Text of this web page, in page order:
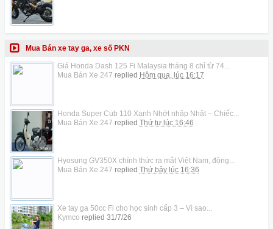
Mua Bán xe tay ga, xe số PKN
Giá Honda Dash 125 Fi Malaysia tháng 8 chỉ từ 74...
Mua Bán Xe 247 replied Hôm qua, lúc 16:17
Honda Super Cub 110 Xanh Nhớt nhập Nhật – Chiếc...
Mua Bán Xe 247 replied Thứ tư lúc 16:46
Hyosung GV350X chính thức ra mắt Việt Nam, động...
Mua Bán Xe 247 replied Thứ bảy lúc 16:36
Xe tay ga 50cc Fi cho học sinh cấp 3 – Vì sao...
Kymco replied 31/7/26